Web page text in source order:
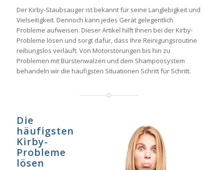
Der Kirby-Staubsauger ist bekannt für seine Langlebigkeit und
Vielseitigkeit. Dennoch kann jedes Gerät gelegentlich
Probleme aufweisen. Dieser Artikel hilft Ihnen bei der Kirby-
Probleme lösen und sorgt dafür, dass Ihre Reinigungsroutine
reibungslos verläuft. Von Motorstörungen bis hin zu
Problemen mit Bürstenwalzen und dem Shampoosystem
behandeln wir die häufigsten Situationen Schritt für Schritt.
Die
häufigsten
Kirby-
Probleme
lösen